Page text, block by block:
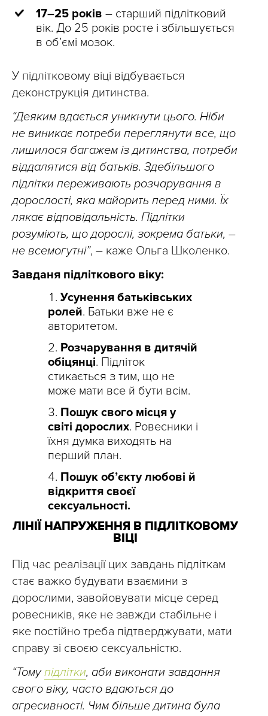
17–25 років – старший підлітковий
вік. До 25 років росте і збільшується
в об’ємі мозок.
У підлітковому віці відбувається
деконструкція дитинства.
“Деяким вдається уникнути цього. Ніби
не виникає потреби переглянути все, що
лишилося багажем із дитинства, потреби
віддалятися від батьків. Здебільшого
підлітки переживають розчарування в
дорослості, яка майорить перед ними. Їх
лякає відповідальність. Підлітки
розуміють, що дорослі, зокрема батьки, –
не всемогутні”, – каже Ольга Школенко.
Завданя підліткового віку:
Усунення батьківських
ролей. Батьки вже не є
авторитетом.
Розчарування в дитячій
обіцянці. Підліток
стикається з тим, що не
може мати все й бути всім.
Пошук свого місця у
світі дорослих. Ровесники і
їхня думка виходять на
перший план.
Пошук об’єкту любові й
відкриття своєї
сексуальності.
ЛІНІЇ НАПРУЖЕННЯ В ПІДЛІТКОВОМУ
ВІЦІ
Під час реалізації цих завдань підліткам
стає важко будувати взаємини з
дорослими, завойовувати місце серед
ровесників, яке не завжди стабільне і
яке постійно треба підтверджувати, мати
справу зі своєю сексуальністю.
“Томупідлітки, аби виконати завдання
свого віку, часто вдаються до
агресивності. Чим більше дитина була